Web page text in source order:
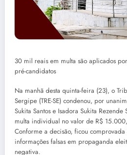
30 mil reais em multa são aplicados
pré-candidatos
Na manhã desta quinta-feira (23), o
Sergipe (TRE-SE) condenou, por
Sukita Santos e Isadora Sukita
multa individual no valor de R$
Conforme a decisão, ficou
informações falsas em propaganda
negativa.